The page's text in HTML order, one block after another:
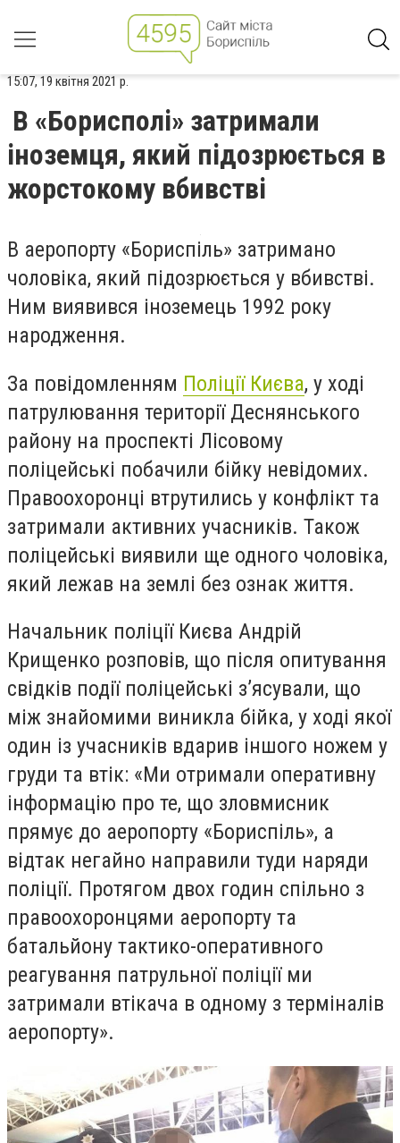
15:07, 19 квітня 2021 р.
В «Борисполі» затримали
іноземця, який підозрюється в
жорстокому вбивстві
В аеропорту «Бориспіль» затримано
чоловіка, який підозрюється у вбивстві.
Ним виявився іноземець 1992 року
народження.
За повідомленням Поліції Києва, у ході
патрулювання території Деснянського
району на проспекті Лісовому
поліцейські побачили бійку невідомих.
Правоохоронці втрутились у конфлікт та
затримали активних учасників. Також
поліцейські виявили ще одного чоловіка,
який лежав на землі без ознак життя.
Начальник поліції Києва Андрій
Крищенко розповів, що після опитування
свідків події поліцейські з’ясували, що
між знайомими виникла бійка, у ході якої
один із учасників вдарив іншого ножем у
груди та втік: «Ми отримали оперативну
інформацію про те, що зловмисник
прямує до аеропорту «Бориспіль», а
відтак негайно направили туди наряди
поліції. Протягом двох годин спільно з
правоохоронцями аеропорту та
батальйону тактико-оперативного
реагування патрульної поліції ми
затримали втікача в одному з терміналів
аеропорту».